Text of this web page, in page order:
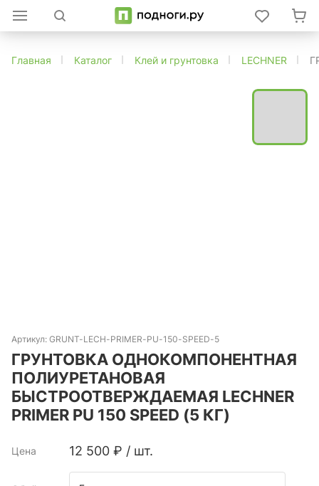
Главная Каталог Клей и грунтовка LECHNER
Артикул: GRUNT-LECH-PRIMER-PU-150-SPEED-5
ГРУНТОВКА ОДНОКОМПОНЕНТНАЯ
ПОЛИУРЕТАНОВАЯ
БЫСТРООТВЕРЖДАЕМАЯ LECHNER
PRIMER PU 150 SPEED (5 КГ)
Цена 12 500 ₽ / шт.